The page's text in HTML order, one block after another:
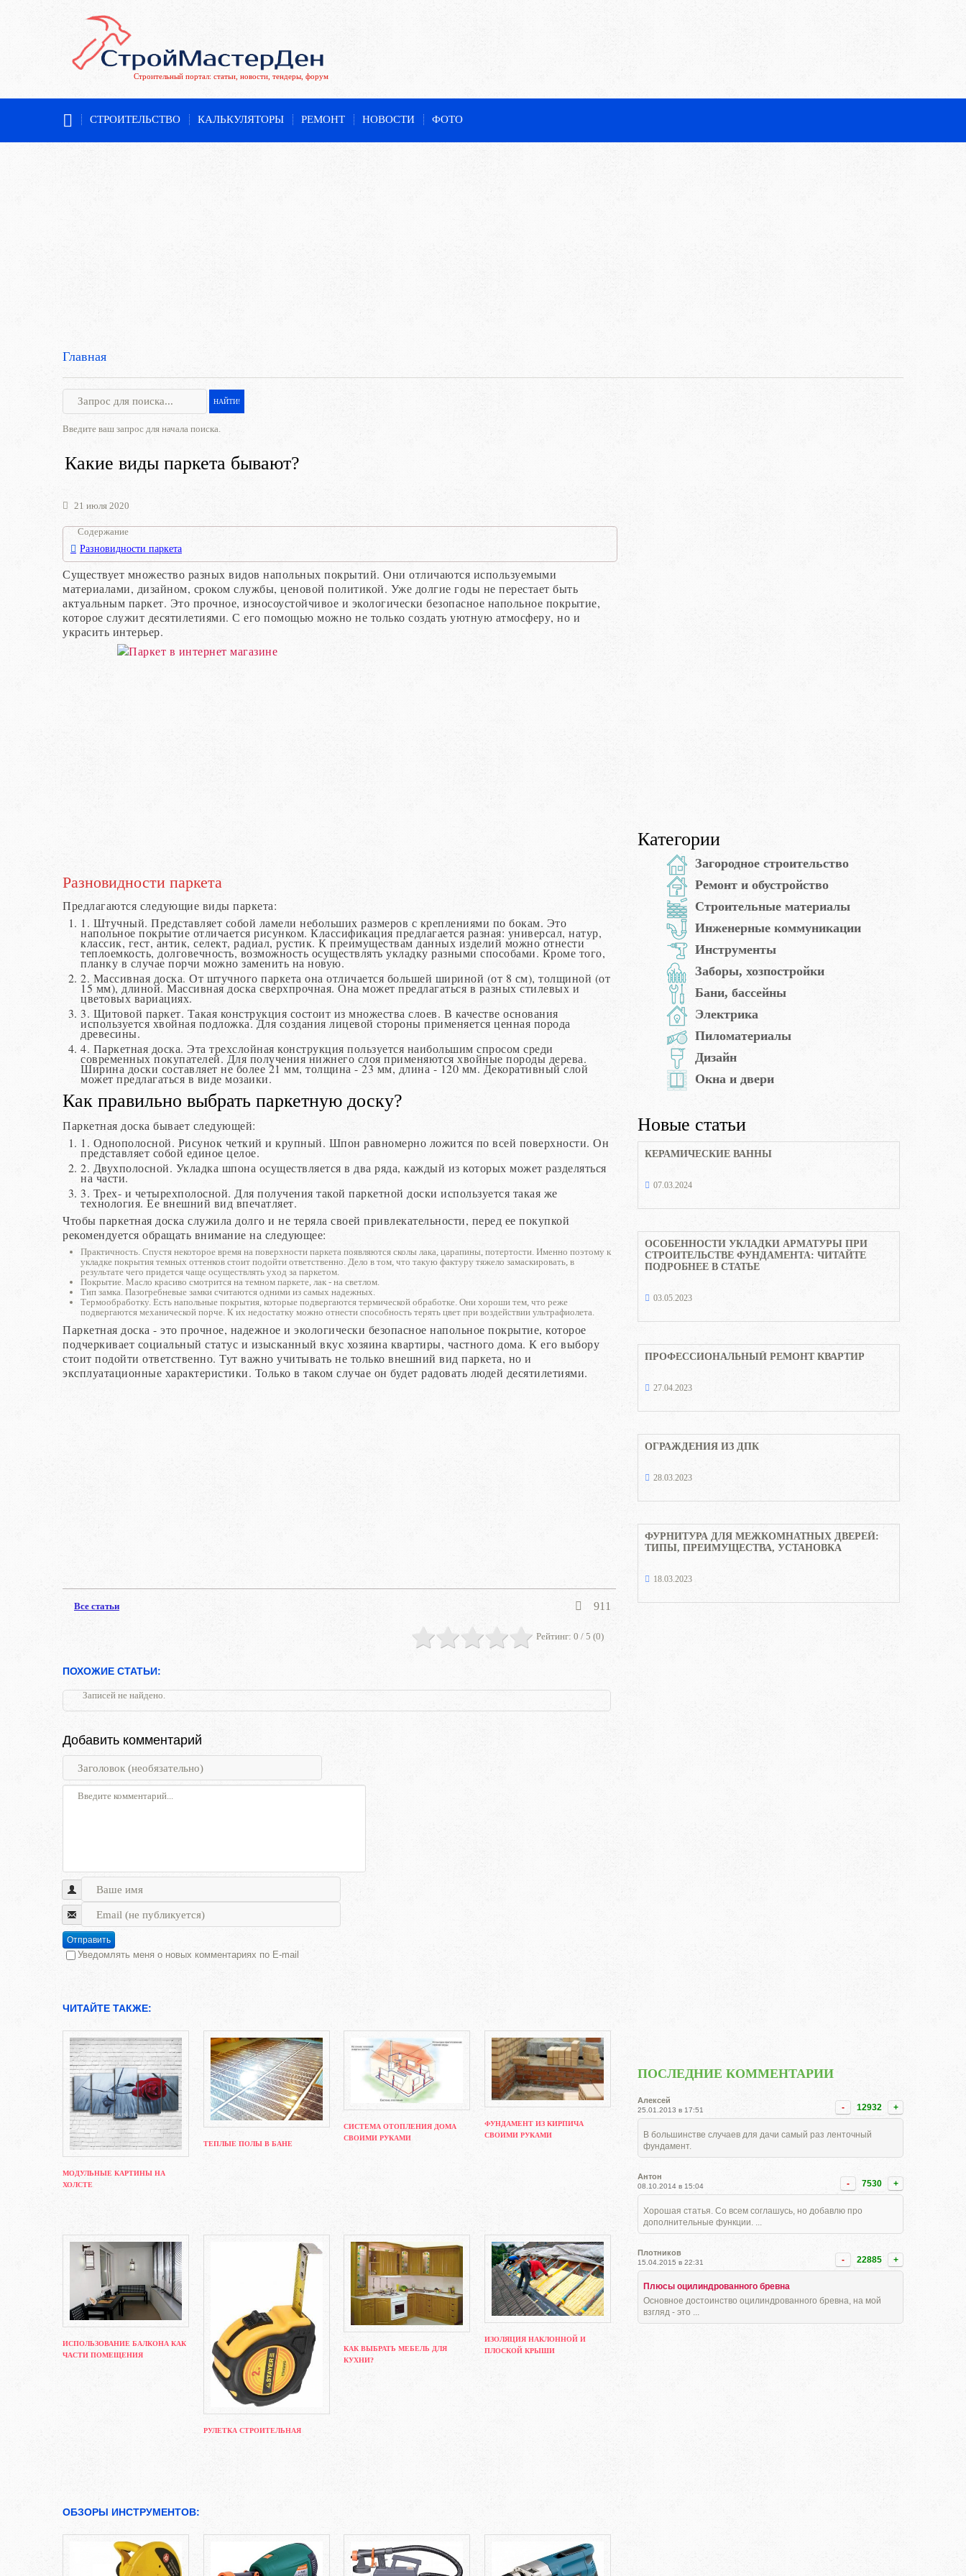
Строительный портал: статьи, новости, тендеры, форум
СТРОИТЕЛЬСТВО КАЛЬКУЛЯТОРЫ РЕМОНТ НОВОСТИ ФОТО
Главная
Введите ваш запрос для начала поиска.
Какие виды паркета бывают?
21 июля 2020
Содержание
Разновидности паркета
Существует множество разных видов напольных покрытий. Они отличаются используемыми
материалами, дизайном, сроком службы, ценовой политикой. Уже долгие годы не перестает быть
актуальным паркет. Это прочное, износоустойчивое и экологически безопасное напольное покрытие,
которое служит десятилетиями. С его помощью можно не только создать уютную атмосферу, но и
украсить интерьер.
Разновидности паркета
Предлагаются следующие виды паркета:
1. Штучный. Представляет собой ламели небольших размеров с креплениями по бокам. Это
напольное покрытие отличается рисунком. Классификация предлагается разная: универсал, натур,
классик, гест, антик, селект, радиал, рустик. К преимуществам данных изделий можно отнести
теплоемкость, долговечность, возможность осуществлять укладку разными способами. Кроме того,
планку в случае порчи можно заменить на новую.
2. Массивная доска. От штучного паркета она отличается большей шириной (от 8 см), толщиной (от
15 мм), длиной. Массивная доска сверхпрочная. Она может предлагаться в разных стилевых и
цветовых вариациях.
3. Щитовой паркет. Такая конструкция состоит из множества слоев. В качестве основания
используется хвойная подложка. Для создания лицевой стороны применяется ценная порода
древесины.
4. Паркетная доска. Эта трехслойная конструкция пользуется наибольшим спросом среди
современных покупателей. Для получения нижнего слоя применяются хвойные породы дерева.
Ширина доски составляет не более 21 мм, толщина - 23 мм, длина - 120 мм. Декоративный слой
может предлагаться в виде мозаики.
Как правильно выбрать паркетную доску?
Паркетная доска бывает следующей:
1. Однополосной. Рисунок четкий и крупный. Шпон равномерно ложится по всей поверхности. Он
представляет собой единое целое.
2. Двухполосной. Укладка шпона осуществляется в два ряда, каждый из которых может разделяться
на части.
3. Трех- и четырехполосной. Для получения такой паркетной доски используется такая же
технология. Ее внешний вид впечатляет.
Чтобы паркетная доска служила долго и не теряла своей привлекательности, перед ее покупкой
рекомендуется обращать внимание на следующее:
Практичность. Спустя некоторое время на поверхности паркета появляются сколы лака, царапины, потертости. Именно поэтому к
укладке покрытия темных оттенков стоит подойти ответственно. Дело в том, что такую фактуру тяжело замаскировать, в
результате чего придется чаще осуществлять уход за паркетом.
Покрытие. Масло красиво смотрится на темном паркете, лак - на светлом.
Тип замка. Пазогребневые замки считаются одними из самых надежных.
Термообработку. Есть напольные покрытия, которые подвергаются термической обработке. Они хороши тем, что реже
подвергаются механической порче. К их недостатку можно отнести способность терять цвет при воздействии ультрафиолета.
Паркетная доска - это прочное, надежное и экологически безопасное напольное покрытие, которое
подчеркивает социальный статус и изысканный вкус хозяина квартиры, частного дома. К его выбору
стоит подойти ответственно. Тут важно учитывать не только внешний вид паркета, но и
эксплуатационные характеристики. Только в таком случае он будет радовать людей десятилетиями.
Все статьи 911
Рейтинг: 0 / 5 (0)
ПОХОЖИЕ СТАТЬИ:
Записей не найдено.
Добавить комментарий
Отправить
Уведомлять меня о новых комментариях по E-mail
ЧИТАЙТЕ ТАКЖЕ:
МОДУЛЬНЫЕ КАРТИНЫ НА
ХОЛСТЕ
ТЕПЛЫЕ ПОЛЫ В БАНЕ
СИСТЕМА ОТОПЛЕНИЯ ДОМА
СВОИМИ РУКАМИ
ФУНДАМЕНТ ИЗ КИРПИЧА
СВОИМИ РУКАМИ
ИСПОЛЬЗОВАНИЕ БАЛКОНА КАК
ЧАСТИ ПОМЕЩЕНИЯ
РУЛЕТКА СТРОИТЕЛЬНАЯ
КАК ВЫБРАТЬ МЕБЕЛЬ ДЛЯ
КУХНИ?
ИЗОЛЯЦИЯ НАКЛОННОЙ И
ПЛОСКОЙ КРЫШИ
ОБЗОРЫ ИНСТРУМЕНТОВ:
Категории
Загородное строительство
Ремонт и обустройство
Строительные материалы
Инженерные коммуникации
Инструменты
Заборы, хозпостройки
Бани, бассейны
Электрика
Пиломатериалы
Дизайн
Окна и двери
Новые статьи
КЕРАМИЧЕСКИЕ ВАННЫ
07.03.2024
ОСОБЕННОСТИ УКЛАДКИ АРМАТУРЫ ПРИ
СТРОИТЕЛЬСТВЕ ФУНДАМЕНТА: ЧИТАЙТЕ
ПОДРОБНЕЕ В СТАТЬЕ
03.05.2023
ПРОФЕССИОНАЛЬНЫЙ РЕМОНТ КВАРТИР
27.04.2023
ОГРАЖДЕНИЯ ИЗ ДПК
28.03.2023
ФУРНИТУРА ДЛЯ МЕЖКОМНАТНЫХ ДВЕРЕЙ:
ТИПЫ, ПРЕИМУЩЕСТВА, УСТАНОВКА
18.03.2023
ПОСЛЕДНИЕ КОММЕНТАРИИ
- 12932 +
Алексей
25.01.2013 в 17:51
В большинстве случаев для дачи самый раз ленточный
фундамент.
- 7530 +
Антон
08.10.2014 в 15:04
Хорошая статья. Со всем соглашусь, но добавлю про
дополнительные функции. ...
- 22885 +
Плотников
15.04.2015 в 22:31
Плюсы оцилиндрованного бревна
Основное достоинство оцилиндрованного бревна, на мой
взгляд - это ...